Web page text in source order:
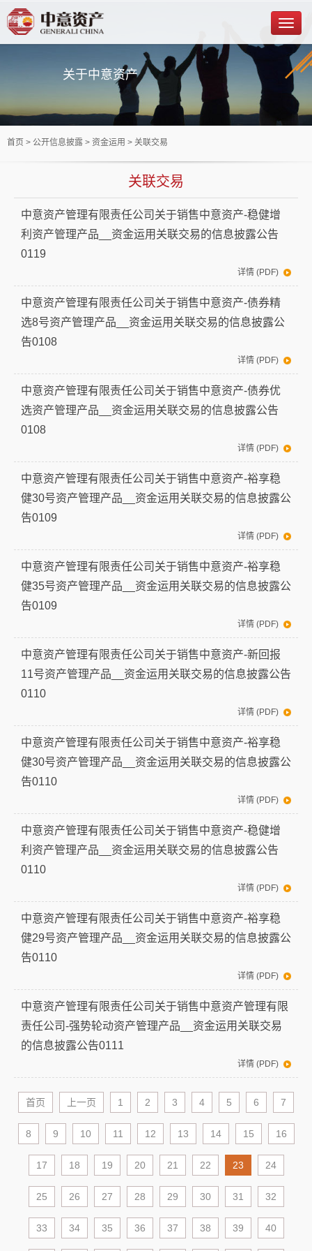
关于中意资产
首页 > 公开信息披露 > 资金运用 > 关联交易
关联交易
中意资产管理有限责任公司关于销售中意资产-稳健增
利资产管理产品__资金运用关联交易的信息披露公告
0119
详情 (PDF)
中意资产管理有限责任公司关于销售中意资产-债券精
选8号资产管理产品__资金运用关联交易的信息披露公
告0108
详情 (PDF)
中意资产管理有限责任公司关于销售中意资产-债券优
选资产管理产品__资金运用关联交易的信息披露公告
0108
详情 (PDF)
中意资产管理有限责任公司关于销售中意资产-裕享稳
健30号资产管理产品__资金运用关联交易的信息披露公
告0109
详情 (PDF)
中意资产管理有限责任公司关于销售中意资产-裕享稳
健35号资产管理产品__资金运用关联交易的信息披露公
告0109
详情 (PDF)
中意资产管理有限责任公司关于销售中意资产-新回报
11号资产管理产品__资金运用关联交易的信息披露公告
0110
详情 (PDF)
中意资产管理有限责任公司关于销售中意资产-裕享稳
健30号资产管理产品__资金运用关联交易的信息披露公
告0110
详情 (PDF)
中意资产管理有限责任公司关于销售中意资产-稳健增
利资产管理产品__资金运用关联交易的信息披露公告
0110
详情 (PDF)
中意资产管理有限责任公司关于销售中意资产-裕享稳
健29号资产管理产品__资金运用关联交易的信息披露公
告0110
详情 (PDF)
中意资产管理有限责任公司关于销售中意资产管理有限
责任公司-强势轮动资产管理产品__资金运用关联交易
的信息披露公告0111
详情 (PDF)
首页 上一页 1 2 3 4 5 6 7
8 9 10 11 12 13 14 15 16
17 18 19 20 21 22 23 24
25 26 27 28 29 30 31 32
33 34 35 36 37 38 39 40